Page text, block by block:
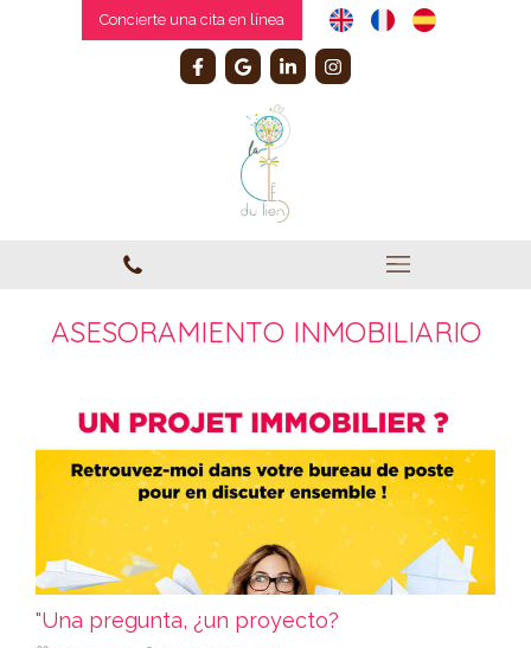
Concierte una cita en línea
ASESORAMIENTO INMOBILIARIO
"Una pregunta, ¿un proyecto?